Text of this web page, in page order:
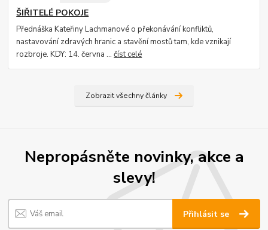
ŠIŘITELÉ POKOJE
Přednáška Kateřiny Lachmanové o překonávání konfliktů,
nastavování zdravých hranic a stavění mostů tam, kde vznikají
rozbroje. KDY: 14. června ...číst celé
Zobrazit všechny články
Nepropásněte novinky, akce a
slevy!
Přihlásit se